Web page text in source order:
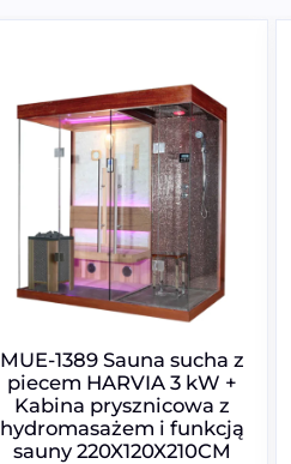
MUE-1389 Sauna sucha z
piecem HARVIA 3 kW +
Kabina prysznicowa z
hydromasażem i funkcją
sauny 220X120X210CM